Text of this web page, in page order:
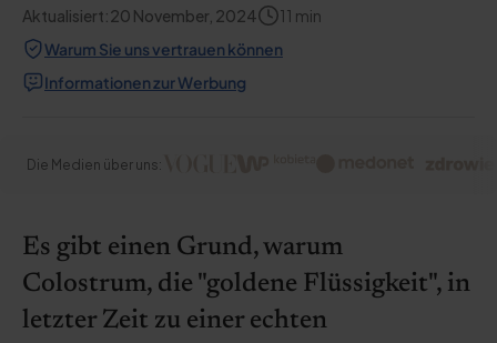
Aktualisiert:20 November, 2024 11 min
Warum Sie uns vertrauen können
Informationen zur Werbung
Die Medien über uns:
Es gibt einen Grund, warum
Colostrum, die "goldene Flüssigkeit", in
letzter Zeit zu einer echten